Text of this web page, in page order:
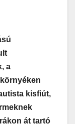
a
kisfiút,
át tartó